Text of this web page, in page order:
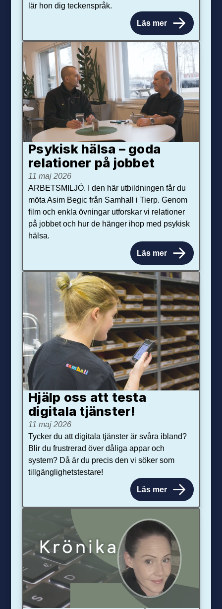
lär hon dig teckenspråk.
Läs mer
Psykisk hälsa – goda
relationer på jobbet
11 maj 2026
ARBETSMILJÖ. I den här utbildningen får du
möta Asim Begic från Samhall i Tierp. Genom
film och enkla övningar utforskar vi relationer
på jobbet och hur de hänger ihop med psykisk
hälsa.
Läs mer
Hjälp oss att testa
digitala tjänster!
11 maj 2026
Tycker du att digitala tjänster är svåra ibland?
Blir du frustrerad över dåliga appar och
system? Då är du precis den vi söker som
tillgänglighetstestare!
Läs mer